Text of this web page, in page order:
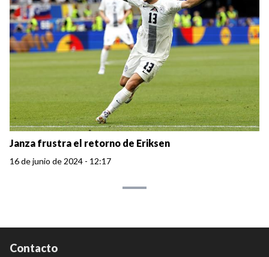
Janza frustra el retorno de Eriksen
16 de junio de 2024 - 12:17
Contacto